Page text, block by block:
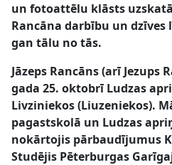
un fotoattēlu klāsts
Rancāna darbību un
gan tālu no tās.
Jāzeps Rancāns (arī Jezups
gada 25. oktobrī Ludzas
Livziniekos (Liuzeniekos).
pagastskolā un Ludzas
nokārtojis pārbaudījumus
Studējis Pēterburgas